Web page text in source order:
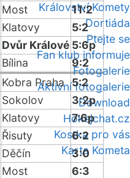
Království Komety
Dortiáda
Ptejte se
Fan klub informuje
Fotogalerie
Aktivní fotogalerie
Download
Hokejchat.cz
Kostka pro vás
Karta Kometa
Most
11:2
Klatovy
5:2
Dvůr Králové 5:6p
Bílina
9:2
Kobra Praha 5:2
Sokolov
3:2p
Klatovy
7:6p
Řisuty
6:2
Děčín
3:0
Most
6:3